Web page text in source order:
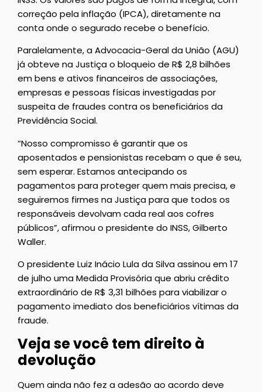
correção pela inflação (IPCA), diretamente na
conta onde o segurado recebe o benefício.
Paralelamente, a Advocacia-Geral da União (AGU)
já obteve na Justiça o bloqueio de R$ 2,8 bilhões
em bens e ativos financeiros de associações,
empresas e pessoas físicas investigadas por
suspeita de fraudes contra os beneficiários da
Previdência Social.
“Nosso compromisso é garantir que os
aposentados e pensionistas recebam o que é seu,
sem esperar. Estamos antecipando os
pagamentos para proteger quem mais precisa, e
seguiremos firmes na Justiça para que todos os
responsáveis devolvam cada real aos cofres
públicos”, afirmou o presidente do INSS, Gilberto
Waller.
O presidente Luiz Inácio Lula da Silva assinou em 17
de julho uma Medida Provisória que abriu crédito
extraordinário de R$ 3,31 bilhões para viabilizar o
pagamento imediato dos beneficiários vítimas da
fraude.
Veja se você tem direito à
devolução
Quem ainda não fez a adesão ao acordo deve